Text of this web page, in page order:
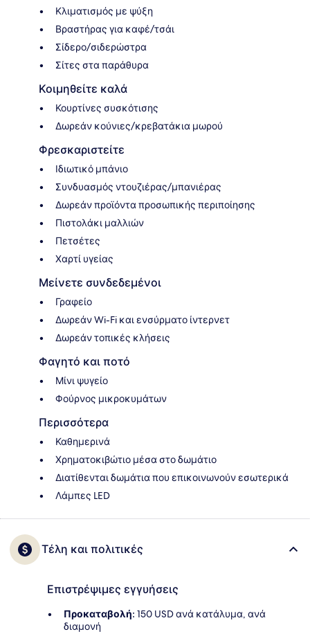
Κλιματισμός με ψύξη
Βραστήρας για καφέ/τσάι
Σίδερο/σιδερώστρα
Σίτες στα παράθυρα
Κοιμηθείτε καλά
Κουρτίνες συσκότισης
Δωρεάν κούνιες/κρεβατάκια μωρού
Φρεσκαριστείτε
Ιδιωτικό μπάνιο
Συνδυασμός ντουζιέρας/μπανιέρας
Δωρεάν προϊόντα προσωπικής περιποίησης
Πιστολάκι μαλλιών
Πετσέτες
Χαρτί υγείας
Μείνετε συνδεδεμένοι
Γραφείο
Δωρεάν Wi-Fi και ενσύρματο ίντερνετ
Δωρεάν τοπικές κλήσεις
Φαγητό και ποτό
Μίνι ψυγείο
Φούρνος μικροκυμάτων
Περισσότερα
Καθημερινά
Χρηματοκιβώτιο μέσα στο δωμάτιο
Διατίθενται δωμάτια που επικοινωνούν εσωτερικά
Λάμπες LED
Τέλη και πολιτικές
Επιστρέψιμες εγγυήσεις
Προκαταβολή: 150 USD ανά κατάλυμα, ανά
διαμονή